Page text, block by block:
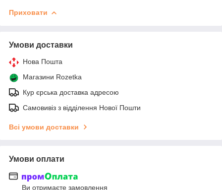
Приховати
Умови доставки
Нова Пошта
Магазини Rozetka
Кур єрська доставка адресою
Самовивіз з відділення Нової Пошти
Всі умови доставки
Умови оплати
Ви отримаєте замовлення